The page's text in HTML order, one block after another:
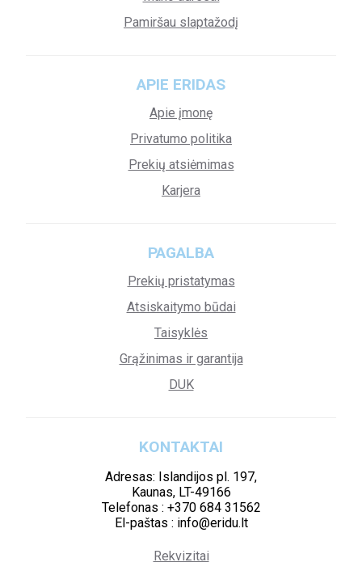
Pamiršau slaptažodį
APIE ERIDAS
Apie įmonę
Privatumo politika
Prekių atsiėmimas
Karjera
PAGALBA
Prekių pristatymas
Atsiskaitymo būdai
Taisyklės
Grąžinimas ir garantija
DUK
KONTAKTAI
Adresas: Islandijos pl. 197,
Kaunas, LT-49166
Telefonas : +370 684 31562
El-paštas : info@eridu.lt
Rekvizitai